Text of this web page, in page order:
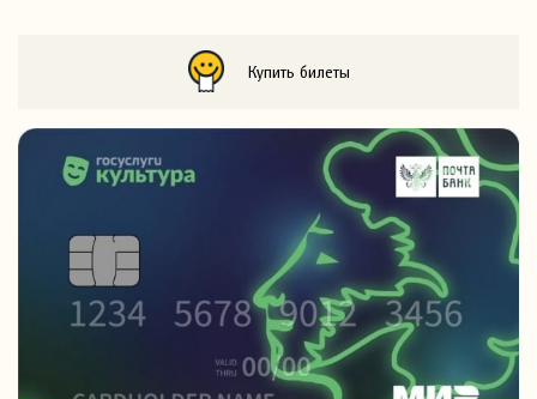
Купить билеты